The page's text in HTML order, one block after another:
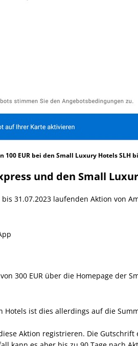
EUR bei den Small Luxury Hotels SLH
und den Small
31.07.2023 laufenden Aktion von
300 EUR über die Homepage der
ist dies allerdings auf die
Aktion registrieren. Die